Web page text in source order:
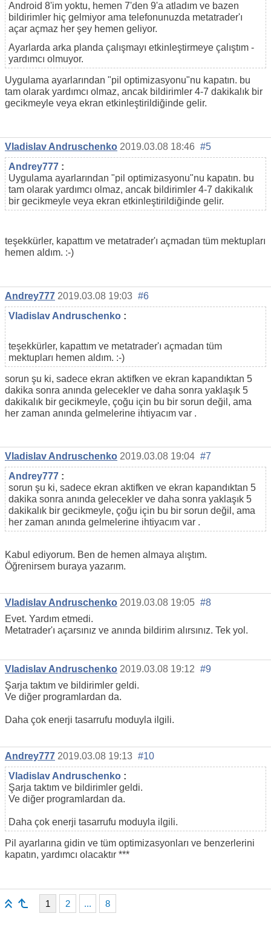
Android 8'im yoktu, hemen 7'den 9'a atladım ve bazen
bildirimler hiç gelmiyor ama telefonunuzda metatrader'ı
açar açmaz her şey hemen geliyor.
Ayarlarda arka planda çalışmayı etkinleştirmeye çalıştım -
yardımcı olmuyor.
Uygulama ayarlarından "pil optimizasyonu"nu kapatın. bu
tam olarak yardımcı olmaz, ancak bildirimler 4-7 dakikalık bir
gecikmeyle veya ekran etkinleştirildiğinde gelir.
Vladislav Andruschenko 2019.03.08 18:46 #5
Andrey777 :
Uygulama ayarlarından "pil optimizasyonu"nu kapatın. bu
tam olarak yardımcı olmaz, ancak bildirimler 4-7 dakikalık
bir gecikmeyle veya ekran etkinleştirildiğinde gelir.
teşekkürler, kapattım ve metatrader'ı açmadan tüm mektupları
hemen aldım. :-)
Andrey777 2019.03.08 19:03 #6
Vladislav Andruschenko :
teşekkürler, kapattım ve metatrader'ı açmadan tüm
mektupları hemen aldım. :-)
sorun şu ki, sadece ekran aktifken ve ekran kapandıktan 5
dakika sonra anında gelecekler ve daha sonra yaklaşık 5
dakikalık bir gecikmeyle, çoğu için bu bir sorun değil, ama
her zaman anında gelmelerine ihtiyacım var .
Vladislav Andruschenko 2019.03.08 19:04 #7
Andrey777 :
sorun şu ki, sadece ekran aktifken ve ekran kapandıktan 5
dakika sonra anında gelecekler ve daha sonra yaklaşık 5
dakikalık bir gecikmeyle, çoğu için bu bir sorun değil, ama
her zaman anında gelmelerine ihtiyacım var .
Kabul ediyorum. Ben de hemen almaya alıştım.
Öğrenirsem buraya yazarım.
Vladislav Andruschenko 2019.03.08 19:05 #8
Evet. Yardım etmedi.
Metatrader'ı açarsınız ve anında bildirim alırsınız. Tek yol.
Vladislav Andruschenko 2019.03.08 19:12 #9
Şarja taktım ve bildirimler geldi.
Ve diğer programlardan da.
Daha çok enerji tasarrufu moduyla ilgili.
Andrey777 2019.03.08 19:13 #10
Vladislav Andruschenko :
Şarja taktım ve bildirimler geldi.
Ve diğer programlardan da.
Daha çok enerji tasarrufu moduyla ilgili.
Pil ayarlarına gidin ve tüm optimizasyonları ve benzerlerini
kapatın, yardımcı olacaktır ***
1 2 ... 8